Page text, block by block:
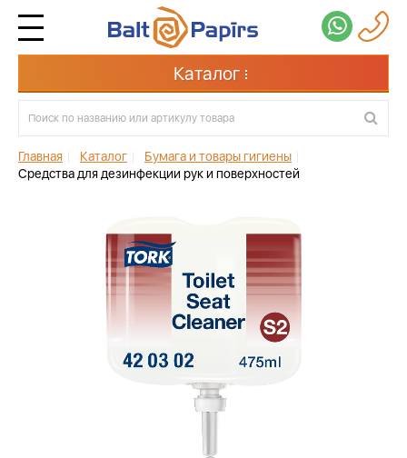
Каталог
Главная Каталог Бумага и товары гигиены
Cредства для дезинфекции рук и поверхностей